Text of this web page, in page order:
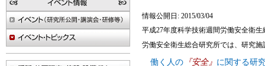
情報公開日: 2015/03/04
平成27年度科学技術週間労働安全衛
労働安全衛生総合研究所では、研究
働く人の 『安全』 に関する研